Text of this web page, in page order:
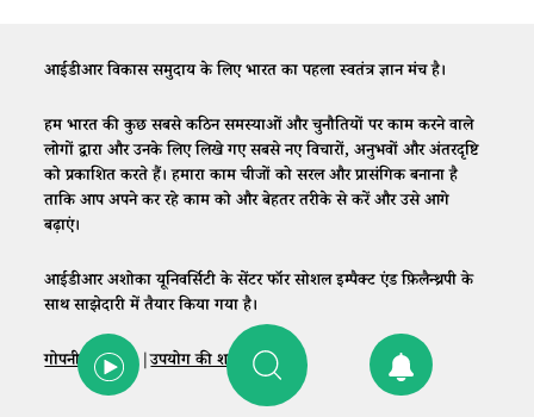
आईडीआर विकास समुदाय के लिए भारत का पहला स्वतंत्र ज्ञान मंच है।
हम भारत की कुछ सबसे कठिन समस्याओं और चुनौतियों पर काम करने वाले
लोगों द्वारा और उनके लिए लिखे गए सबसे नए विचारों, अनुभवों और अंतरदृष्टि
को प्रकाशित करते हैं। हमारा काम चीजों को सरल और प्रासंगिक बनाना है
ताकि आप अपने कर रहे काम को और बेहतर तरीके से करें और उसे आगे
बढ़ाएं।
आईडीआर अशोका यूनिवर्सिटी के सेंटर फॉर सोशल इम्पैक्ट एंड फ़िलैन्थ्रपी के
साथ साझेदारी में तैयार किया गया है।
गोपनीयता नीति|उपयोग की शर्तें |संपर्क